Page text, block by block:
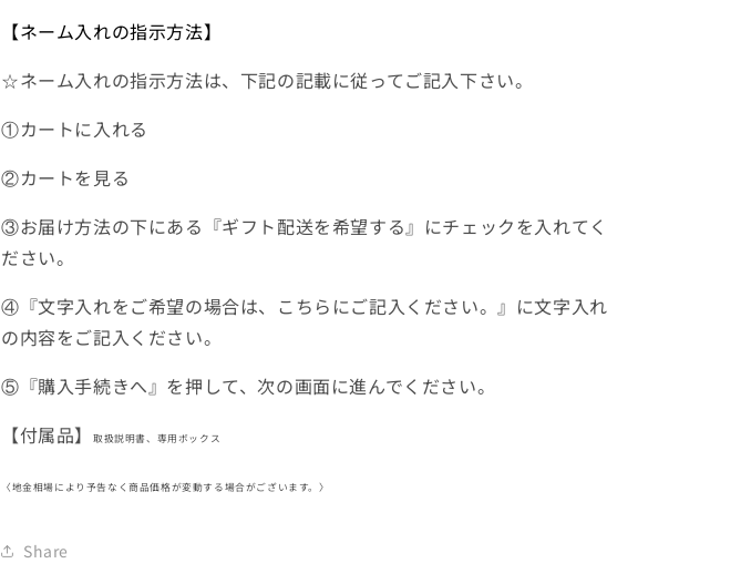
【ネーム入れの指示方法】
☆ネーム入れの指示方法は、下記の記載に従ってご記入下さい。
①カートに入れる
②カートを見る
③お届け方法の下にある『ギフト配送を希望する』にチェックを入れてく
ださい。
④『文字入れをご希望の場合は、こちらにご記入ください。』に文字入れ
の内容をご記入ください。
⑤『購入手続きへ』を押して、次の画面に進んでください。
【付属品】取扱説明書、専用ボックス
〈地金相場により予告なく商品価格が変動する場合がございます。 〉
Share